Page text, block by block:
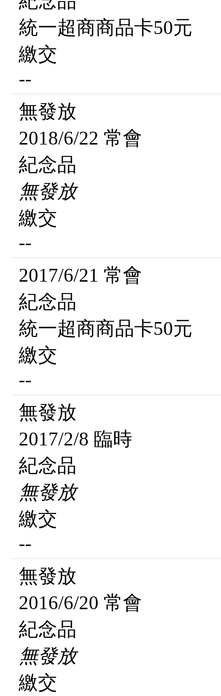
統一超商商品卡50元
繳交
--
無發放
2018/6/22 常會
紀念品
無發放
繳交
--
2017/6/21 常會
紀念品
統一超商商品卡50元
繳交
--
無發放
2017/2/8 臨時
紀念品
無發放
繳交
--
無發放
2016/6/20 常會
紀念品
無發放
繳交